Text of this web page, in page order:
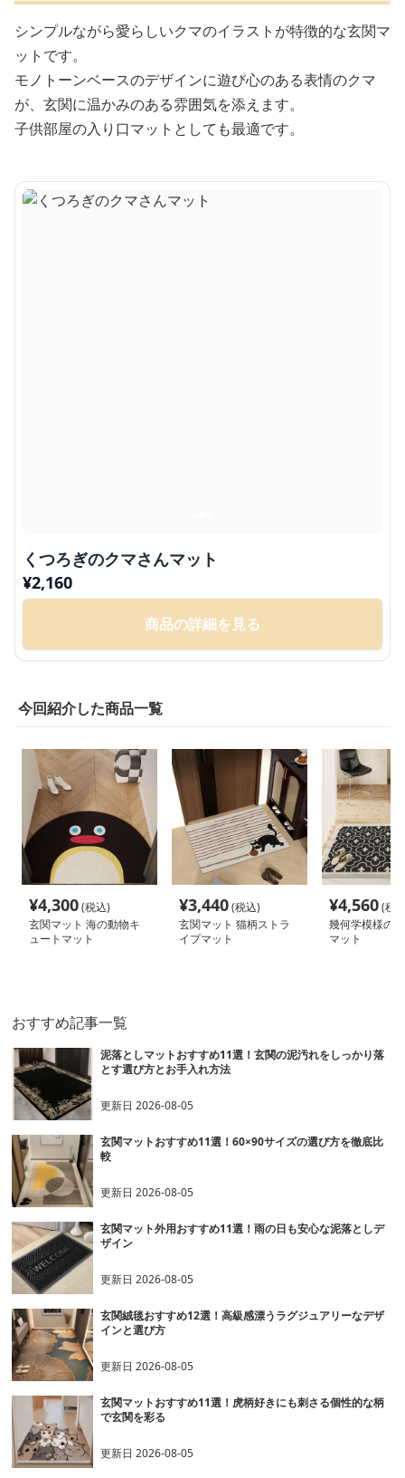
シンプルながら愛らしいクマのイラストが特徴的な玄関マ
ットです。
モノトーンベースのデザインに遊び心のある表情のクマ
が、玄関に温かみのある雰囲気を添えます。
子供部屋の入り口マットとしても最適です。
くつろぎのクマさんマット
¥2,160
商品の詳細を見る
今回紹介した商品一覧
¥4,300(税込)
玄関マット 海の動物キ
ュートマット
¥3,440(税込)
玄関マット 猫柄ストラ
イプマット
¥4,560(税
幾何学模様の
マット
おすすめ記事一覧
泥落としマットおすすめ11選！玄関の泥汚れをしっかり落
とす選び方とお手入れ方法
更新日2026-08-05
玄関マットおすすめ11選！60×90サイズの選び方を徹底比
較
更新日2026-08-05
玄関マット外用おすすめ11選！雨の日も安心な泥落としデ
ザイン
更新日2026-08-05
玄関絨毯おすすめ12選！高級感漂うラグジュアリーなデザ
インと選び方
更新日2026-08-05
玄関マットおすすめ11選！虎柄好きにも刺さる個性的な柄
で玄関を彩る
更新日2026-08-05